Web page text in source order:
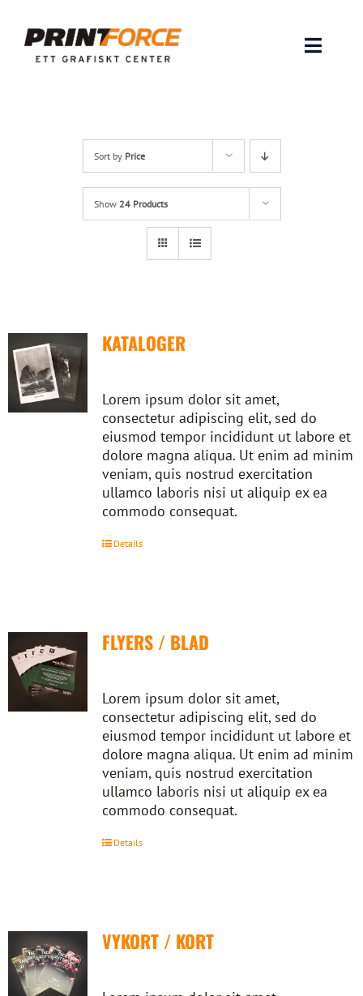
content
Toggle
INSPIRATION
Lämna original & filer
Kontakt
Sort by Price
Show 24 Products
KATALOGER
Lorem ipsum dolor sit amet,
consectetur adipiscing elit, sed do
eiusmod tempor incididunt ut labore et
dolore magna aliqua. Ut enim ad minim
veniam, quis nostrud exercitation
ullamco laboris nisi ut aliquip ex ea
commodo consequat.
Details
FLYERS / BLAD
Lorem ipsum dolor sit amet,
consectetur adipiscing elit, sed do
eiusmod tempor incididunt ut labore et
dolore magna aliqua. Ut enim ad minim
veniam, quis nostrud exercitation
ullamco laboris nisi ut aliquip ex ea
commodo consequat.
Details
VYKORT / KORT